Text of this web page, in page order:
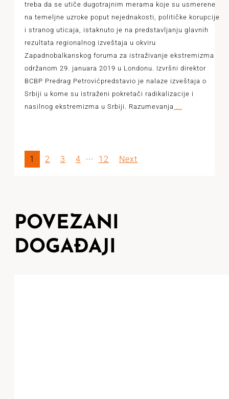
treba da se utiče dugotrajnim merama koje su usmerene
na temeljne uzroke poput nejednakosti, političke korupcije
i stranog uticaja, istaknuto je na predstavljanju glavnih
rezultata regionalnog izveštaja u okviru
Zapadnobalkanskog foruma za istraživanje ekstremizma
održanom 29. januara 2019 u Londonu. Izvršni direktor
BCBP Predrag Petrovićpredstavio je nalaze izveštaja o
Srbiji u kome su istraženi pokretači radikalizacije i
nasilnog ekstremizma u Srbiji. Razumevanja ...
1 2 3 4 ··· 12 Next
POVEZANI
DOGAĐAJI